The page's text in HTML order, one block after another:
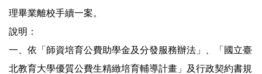
理畢業離校手續一案。
說明：
一、依「師資培育公費助學金及分發服務辦法」、「國立臺
北教育大學優質公費生精緻培育輔導計畫」及行政契約書規